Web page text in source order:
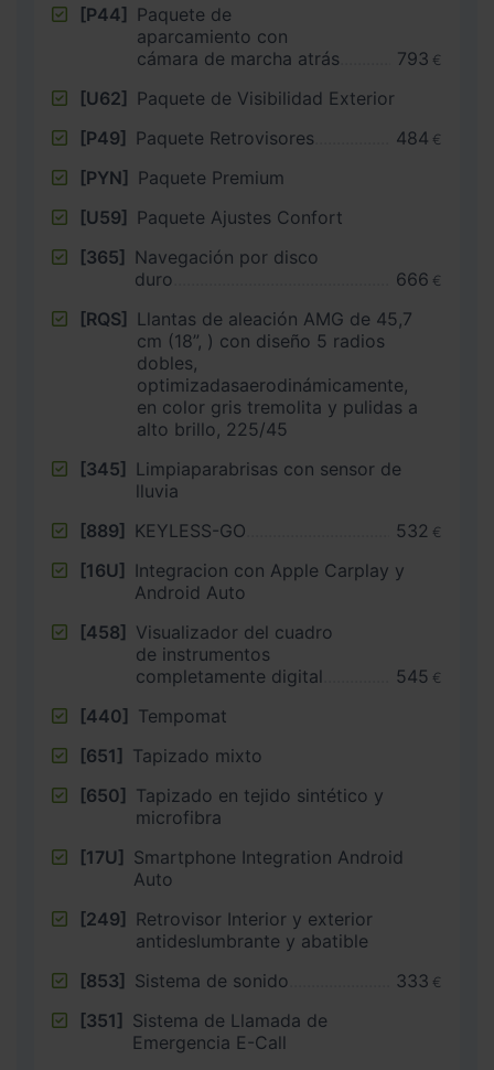
[P44] Paquete de
aparcamiento con
cámara de marcha atrás
793 €
[U62] Paquete de Visibilidad Exterior
[P49] Paquete Retrovisores 484 €
[PYN] Paquete Premium
[U59] Paquete Ajustes Confort
[365] Navegación por disco
duro
666 €
[RQS] Llantas de aleación AMG de 45,7
cm (18”, ) con diseño 5 radios
dobles,
optimizadasaerodinámicamente,
en color gris tremolita y pulidas a
alto brillo, 225/45
[345] Limpiaparabrisas con sensor de
lluvia
[889] KEYLESS-GO 532 €
[16U] Integracion con Apple Carplay y
Android Auto
[458] Visualizador del cuadro
de instrumentos
completamente digital
545 €
[440] Tempomat
[651] Tapizado mixto
[650] Tapizado en tejido sintético y
microfibra
[17U] Smartphone Integration Android
Auto
[249] Retrovisor Interior y exterior
antideslumbrante y abatible
[853] Sistema de sonido 333 €
[351] Sistema de Llamada de
Emergencia E-Call